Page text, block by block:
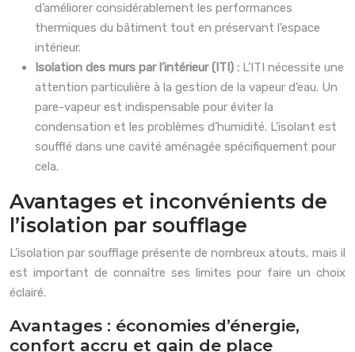
d’améliorer considérablement les performances
thermiques du bâtiment tout en préservant l’espace
intérieur.
Isolation des murs par l’intérieur (ITI) : L’ITI nécessite une
attention particulière à la gestion de la vapeur d’eau. Un
pare-vapeur est indispensable pour éviter la
condensation et les problèmes d’humidité. L’isolant est
soufflé dans une cavité aménagée spécifiquement pour
cela.
Avantages et inconvénients de
l’isolation par soufflage
L’isolation par soufflage présente de nombreux atouts, mais il
est important de connaître ses limites pour faire un choix
éclairé.
Avantages : économies d’énergie,
confort accru et gain de place